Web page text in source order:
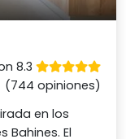
8.3
(744 opiniones)
en los
Bahines. El